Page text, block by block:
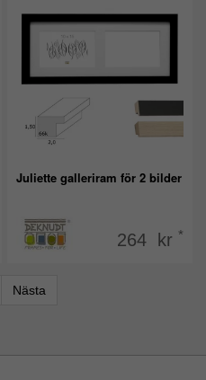
Juliette galleriram för 2 bilder
264 kr *
Nästa